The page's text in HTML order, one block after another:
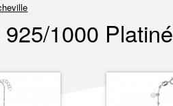
1000 Platiné